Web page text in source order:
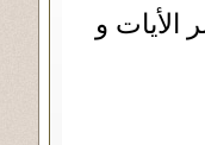
الأيات و